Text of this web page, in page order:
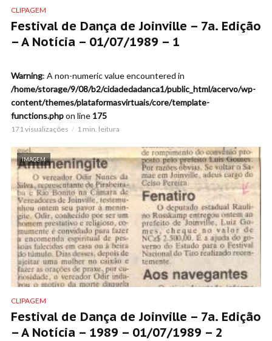
CLIPAGEM
Festival de Dança de Joinville – 7a. Edição
– A Notícia – 01/07/1989 – 1
Warning: A non-numeric value encountered in
/home/storage/9/08/b2/cidadedadanca1/public_html/acervo/wp-
content/themes/plataformasvirtuais/core/template-
functions.phpon line 175
171 visualizações 1 min. leitura
IMAGEM
CLIPAGEM
Festival de Dança de Joinville – 7a. Edição
– A Notícia – 1989 – 01/07/1989 – 2